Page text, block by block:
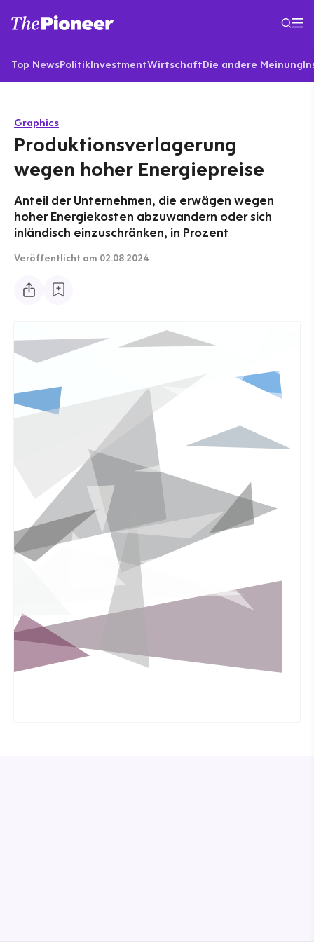
Top NewsPolitikInvestmentWirtschaftDie andere Meinung
Graphics
Produktionsverlagerung
wegen hoher Energiepreise
Anteil der Unternehmen, die erwägen wegen
hoher Energiekosten abzuwandern oder sich
inländisch einzuschränken, in Prozent
Veröffentlicht am 02.08.2024